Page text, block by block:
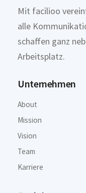
Mit facilioo
alle
schaffen ganz
Arbeitsplatz.
Unternehmen
About
Mission
Vision
Team
Karriere